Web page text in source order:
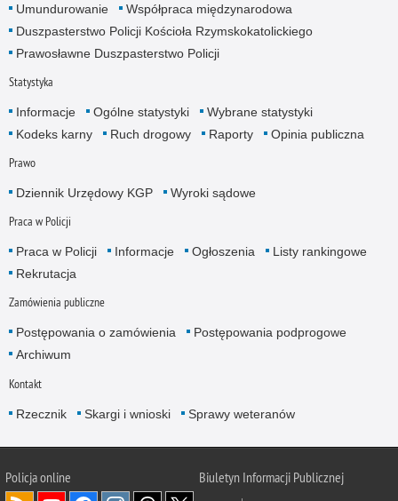
Umundurowanie
Współpraca międzynarodowa
Duszpasterstwo Policji Kościoła Rzymskokatolickiego
Prawosławne Duszpasterstwo Policji
Statystyka
Informacje Ogólne statystyki
Wybrane statystyki
Kodeks karny
Ruch drogowy Raporty Opinia publiczna
Prawo
Dziennik Urzędowy KGP Wyroki sądowe
Praca w Policji
Praca w Policji Informacje Ogłoszenia
Listy rankingowe
Rekrutacja
Zamówienia publiczne
Postępowania o zamówienia
Postępowania podprogowe
Archiwum
Kontakt
Rzecznik Skargi i wnioski Sprawy weteranów
Policjaonline
Biuletyn Informacji Publicznej